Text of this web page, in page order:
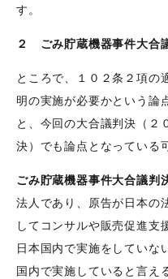
す。
２ ごみ貯蔵機器事件大合
ところで、１０２条２項の
明の実施が必要かという論
と、今回の大合議判決（２
決）でも論点となっている
ごみ貯蔵機器事件大合議判
法人であり、原告が日本の
してコンサルや販売促進支
日本国内で実施をしていな
国内で実施していると言え